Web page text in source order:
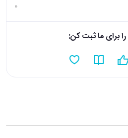
0
برای ما ثبت کن: